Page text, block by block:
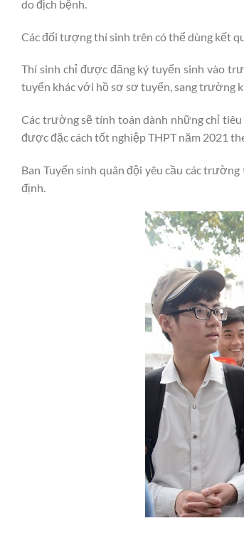
do địch bệnh.
Các đối tượng thí sinh trên có thể dùng kết
Thí sinh chỉ được đăng ký tuyển sinh vào
tuyển khác với hồ sơ sơ tuyển, sang trường
Các trường sẽ tính toán dành những chỉ
được đặc cách tốt nghiệp THPT năm 2021
Ban Tuyển sinh quân đội yêu cầu các
định.